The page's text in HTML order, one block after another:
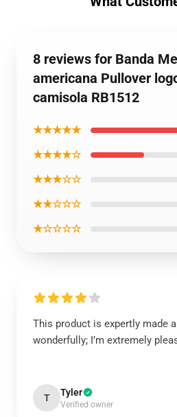
8 reviews for Banda
americana Pullover
camisola RB1512
★★★★★
★★★★☆
★★★☆☆
★★☆☆☆
★☆☆☆☆
This product is expertly made
wonderfully; I’m extremely
T Tyler
Verified owner